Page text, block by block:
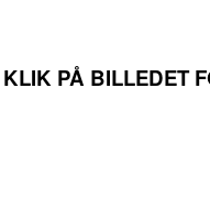
PÅ BILLEDET